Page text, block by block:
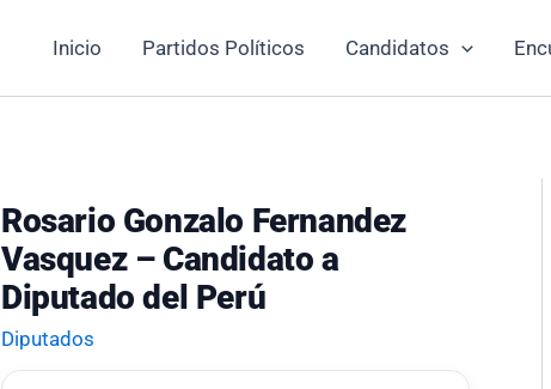
Inicio Partidos Políticos Candidatos
Rosario Gonzalo Fernandez
Vasquez – Candidato a
Diputado del Perú
Diputados